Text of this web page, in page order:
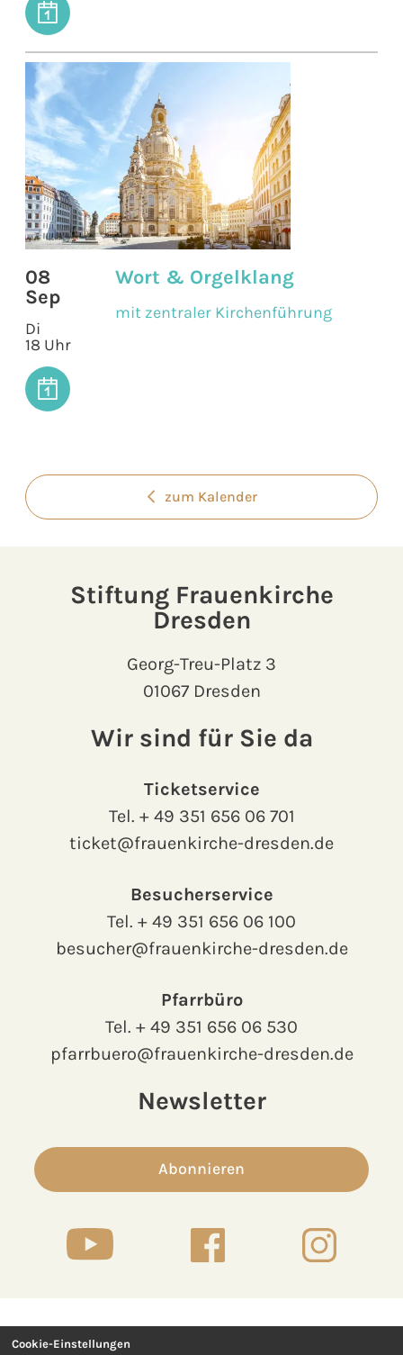
08
Sep
Di
18 Uhr
Wort & Orgelklang
mit zentraler Kirchenführung
zum Kalender
Stiftung Frauenkirche
Dresden
Georg-Treu-Platz 3
01067 Dresden
Wir sind für Sie da
Ticketservice
Tel. + 49 351 656 06 701
ticket@frauenkirche-dresden.de
Besucherservice
Tel. + 49 351 656 06 100
besucher@frauenkirche-dresden.de
Pfarrbüro
Tel. + 49 351 656 06 530
pfarrbuero@frauenkirche-dresden.de
Newsletter
Abonnieren
Kontakt
Cookie-Einstellungen